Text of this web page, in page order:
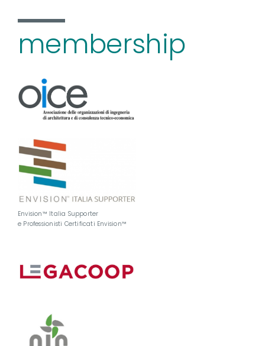
membership
Envision™ Italia Supporter
e Professionisti Certificati Envision™